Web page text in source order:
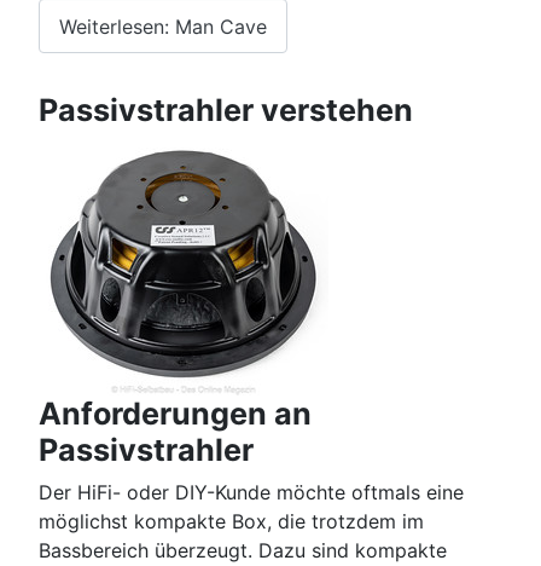
Weiterlesen: Man Cave
Passivstrahler verstehen
Anforderungen an
Passivstrahler
Der HiFi- oder DIY-Kunde möchte oftmals eine
möglichst kompakte Box, die trotzdem im
Bassbereich überzeugt. Dazu sind kompakte